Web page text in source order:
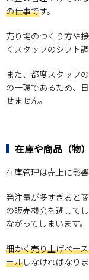
の仕事です。
売り場のつくり方や
くスタッフのシフト
また、都度スタッフ
の一環であるため、
せません。
在庫や商品（物
在庫管理は売上に影
発注量が多すぎると
の販売機会を逃して
ながってしまいます。
細かく売り上げペー
ールしなければなりま